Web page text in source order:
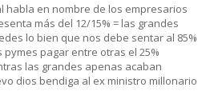
habla en nombre de los empresarios
más del 12/15% = las grandes
lo bien que nos debe sentar al 85%
pagar entre otras el 25%
las grandes apenas acaban
dios bendiga al ex ministro millonario